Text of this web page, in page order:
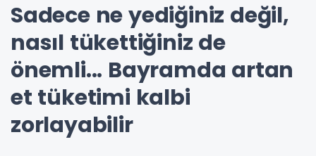
Sadece ne yediğiniz değil,
nasıl tükettiğiniz de
önemli... Bayramda artan
et tüketimi kalbi
zorlayabilir